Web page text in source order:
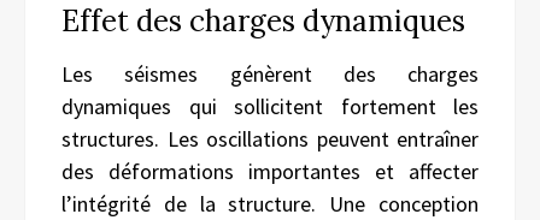
Effet des charges dynamiques
Les séismes génèrent des charges
dynamiques qui sollicitent fortement les
structures. Les oscillations peuvent entraîner
des déformations importantes et affecter
l’intégrité de la structure. Une conception